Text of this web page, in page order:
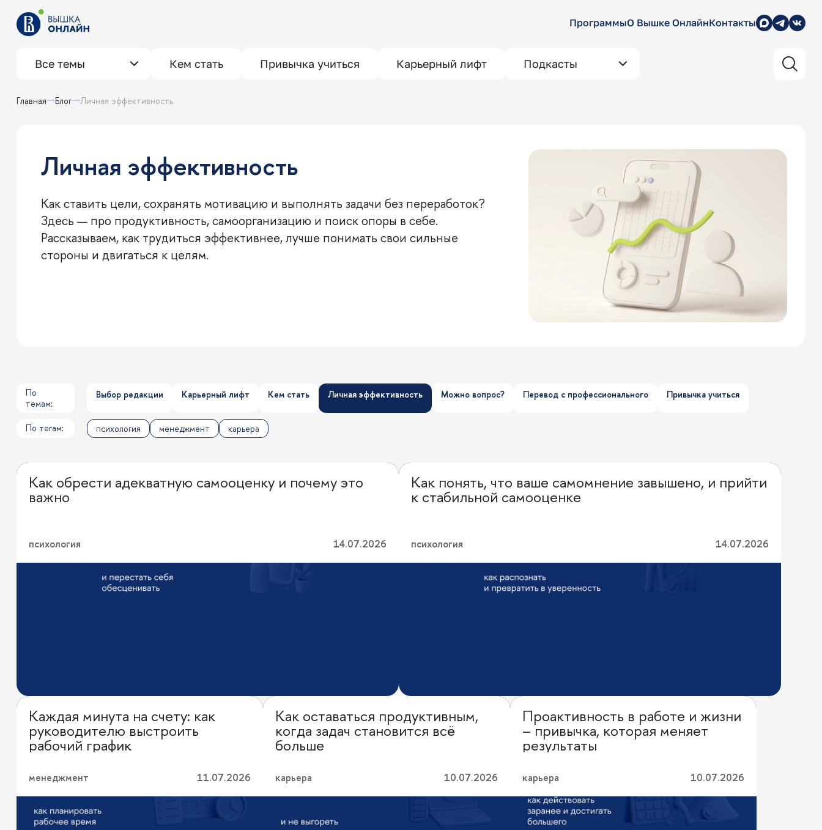
ПрограммыО Вышке ОнлайнКонтакты
Все темы Кем стать Привычка учиться Карьерный лифт Подкасты
Главная Блог Личная эффективность
Личная эффективность
Как ставить цели, сохранять мотивацию и выполнять задачи без переработок?
Здесь — про продуктивность, самоорганизацию и поиск опоры в себе.
Рассказываем, как трудиться эффективнее, лучше понимать свои сильные
стороны и двигаться к целям.
По
темам:
Выбор редакции Карьерный лифт Кем стать Личная эффективность Можно вопрос? Перевод с профессионального Привычка учиться
По тегам: психология менеджмент карьера
Личная эффективность
Как обрести адекватную самооценку и почему это
важно
психология 14.07.2026
Личная эффективность
Как понять, что ваше самомнение завышено, и прийти
к стабильной самооценке
психология 14.07.2026
Личная эффективность
Каждая минута на счету: как
руководителю выстроить
рабочий график
менеджмент 11.07.2026
Личная эффективность
Как оставаться продуктивным,
когда задач становится всё
больше
карьера 10.07.2026
Личная эффективность
Проактивность в работе и жизни
– привычка, которая меняет
результаты
карьера 10.07.2026